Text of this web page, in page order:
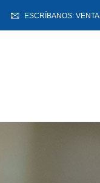
ESCRÍBANOS: